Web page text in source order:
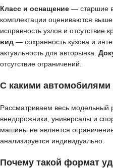
Класс и оснащение — старшие
комплектации оцениваются выше.
исправность узлов и отсутствие
вид — сохранность кузова и
актуальность для авторынка.
отсутствие ограничений.
С какими автомобилями
Рассматриваем весь модельный
внедорожники, универсалы и
машины не является
анализируется индивидуально.
Почему такой формат